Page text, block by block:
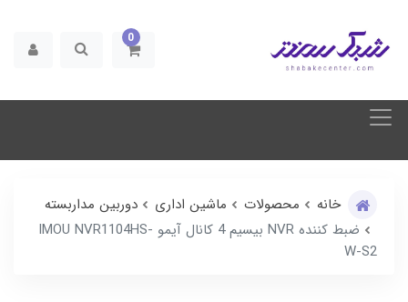
0
خانه محصولات ماشین اداری
دوربین مداربسته
ضبط کننده NVR بیسیم 4 کانال آیمو IMOU NVR1104HS-
W-S2